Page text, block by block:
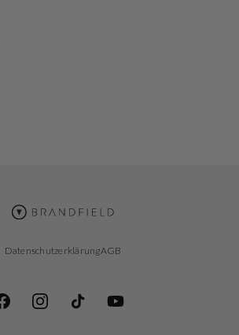
DatenschutzerklärungAGB
FacebookInstagramTikTok YouTube